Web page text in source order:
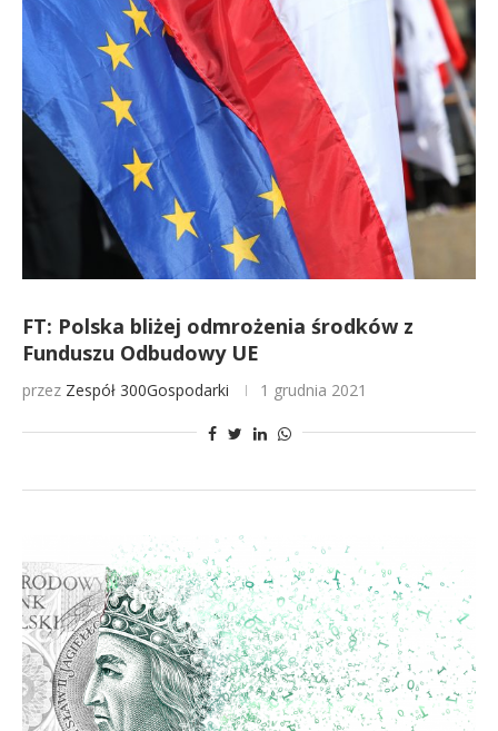
FT: Polska bliżej odmrożenia środków z
Funduszu Odbudowy UE
przez Zespół 300Gospodarki 1 grudnia 2021